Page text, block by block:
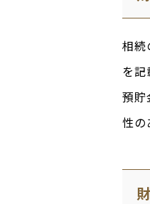
相続
を記
預貯
性の